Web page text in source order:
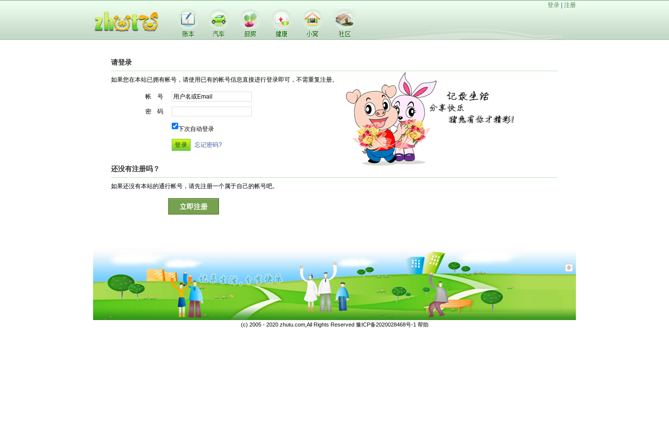
登录 注册
请登录
如果您在本站已拥有帐号，请使用已有的帐号信息直接进行登录即可，不需重复注册。
帐 号
密 码
下次自动登录
忘记密码?
还没有注册吗？
如果还没有本站的通行帐号，请先注册一个属于自己的帐号吧。
立即注册
(c) 2005 - 2020 zhutu.com,All Rights Reserved 豫ICP备2020028468号-1 帮助